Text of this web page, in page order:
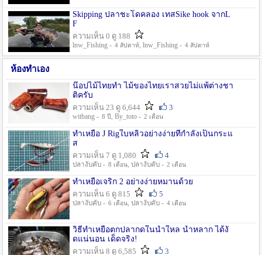
Skipping ปลาชะโดคลอง เทสSike hook จากL
F
ความเห็น 0 ดู 188
lnw_Fishing - 4 สัปดาห์, lnw_Fishing - 4 สัปดาห์
ห้องทำเอง
น๊อปไม้ไทยทำ ไม้ของไทยเราสวยไม่แพ้ต่างชา
ติครับ
ความเห็น 23 ดู 6,644
3
witbang - 8 ปี , By_toto - 2 เดือน
ทำเหยื่อ J Rigใบหลิวอย่างง่ายที่กำลังเป็นกระแ
ส
ความเห็น 7 ดู 1,080
4
ปลางับคับ - 8 เดือน, ปลางับคับ - 2 เดือน
ทำเหยื่อเจริก 2 อย่างง่ายหมานด้วย
ความเห็น 6 ดู 815
5
ปลางับคับ - 6 เดือน, ปลางับคับ - 4 เดือน
วิธีทำเหยื่อตกปลากดในน้ำใหล น้ำหลาก ได้งั
ดแน่นอน เด็ดจริง!
ความเห็น 8 ดู 6,585
3